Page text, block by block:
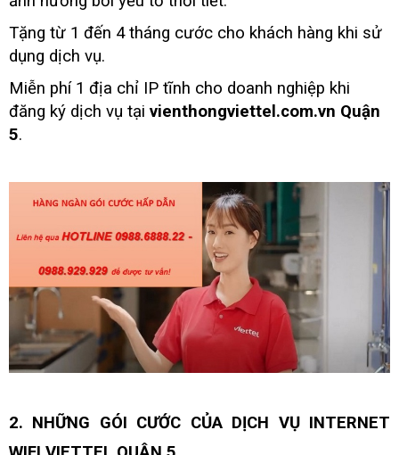
Tặng từ 1 đến 4 tháng cước cho khách hàng khi sử
dụng dịch vụ.
Miễn phí 1 địa chỉ IP tĩnh cho doanh nghiệp khi
đăng ký dịch vụ tại vienthongviettel.com.vn Quận
5.
2. NHỮNG GÓI CƯỚC CỦA DỊCH VỤ INTERNET